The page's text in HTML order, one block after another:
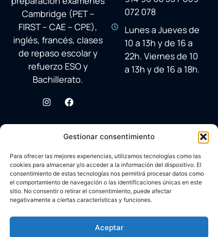
Gestionar consentimiento
Para ofrecer las mejores experiencias, utilizamos tecnologías como las
cookies para almacenar y/o acceder a la información del dispositivo. El
consentimiento de estas tecnologías nos permitirá procesar datos como
el comportamiento de navegación o las identificaciones únicas en este
sitio. No consentir o retirar el consentimiento, puede afectar
negativamente a ciertas características y funciones.
Aceptar
Cambridge (PET –
FIRST – CAE – CPE),
inglés, francés, clases
de repaso escolar y
refuerzo ESO y
Bachillerato.
072 078
Lunes a Jueves de
10 a 13h y de 16 a
22h. Viernes de 10
a 13h y de 16 a 18h.
Carlos Corral
Brandy&Co